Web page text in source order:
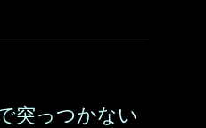
突っつかない